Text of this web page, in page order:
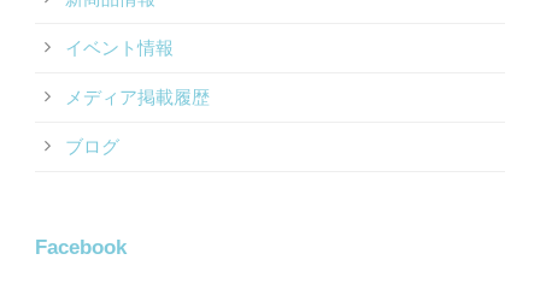
イベント情報
メディア掲載履歴
ブログ
Facebook